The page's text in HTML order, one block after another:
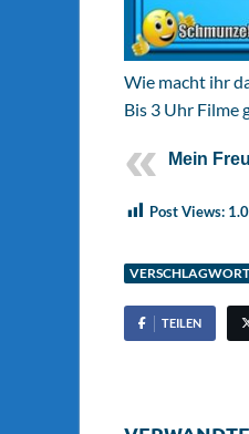
Wie macht ihr
Bis 3 Uhr Filme
Mein
Post Views:
TEILEN